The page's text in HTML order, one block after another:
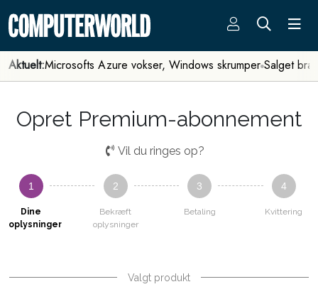
Aktuelt:Microsofts Azure vokser, Windows skrumper Salget
Opret Premium-abonnement
Vil du ringes op?
1
Dine
oplysninger
2
Bekræft
oplysninger
3
Betaling
4
Kvittering
Valgt produkt